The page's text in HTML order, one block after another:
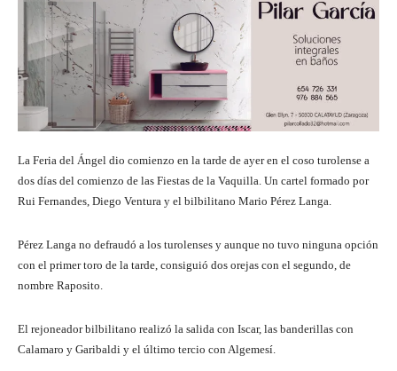
La Feria del Ángel dio comienzo en la tarde de ayer en el coso turolense a
dos días del comienzo de las Fiestas de la Vaquilla. Un cartel formado por
Rui Fernandes, Diego Ventura y el bilbilitano Mario Pérez Langa.
Pérez Langa no defraudó a los turolenses y aunque no tuvo ninguna opción
con el primer toro de la tarde, consiguió dos orejas con el segundo, de
nombre Raposito.
El rejoneador bilbilitano realizó la salida con Iscar, las banderillas con
Calamaro y Garibaldi y el último tercio con Algemesí.